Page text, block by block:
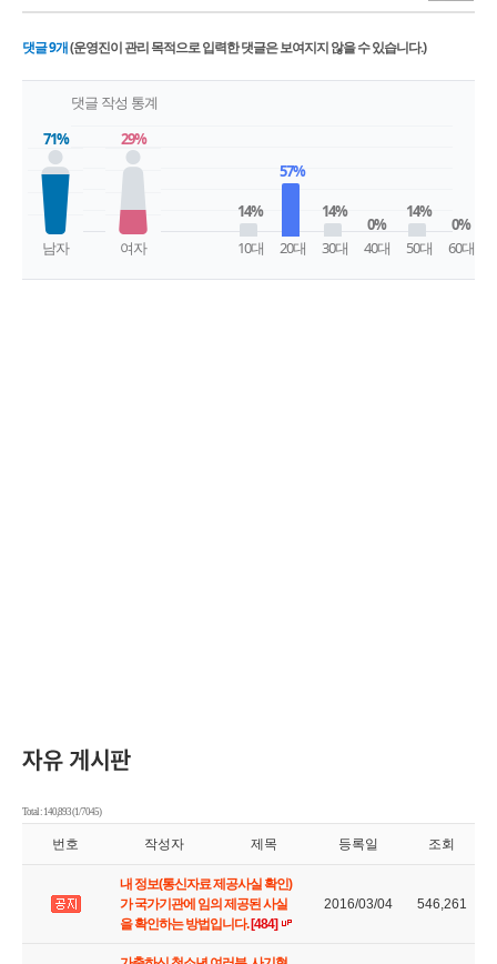
댓글9개(운영진이 관리 목적으로 입력한 댓글은 보여지지 않을 수 있습니다.)
71%
남자
29%
여자
14%
10대
57%
20대
14%
30대
0%
40대
14%
50대
0%
60대
댓글 작성 통계
Total : 140,893 (1/7045)
번호 작성자 제목 등록일 조회
내 정보(통신자료 제공사실 확인)
가 국가기관에 임의 제공된 사실
을 확인하는 방법입니다. [484]
2016/03/04 546,261